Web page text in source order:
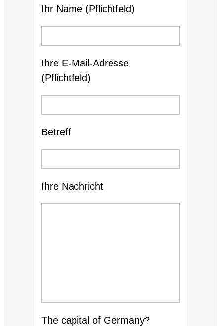
Ihr Name (Pflichtfeld)
Ihre E-Mail-Adresse
(Pflichtfeld)
Betreff
Ihre Nachricht
The capital of Germany?